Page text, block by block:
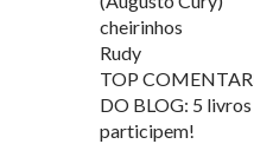
cheirinhos
Rudy
TOP
DO BLOG: 5
participem!